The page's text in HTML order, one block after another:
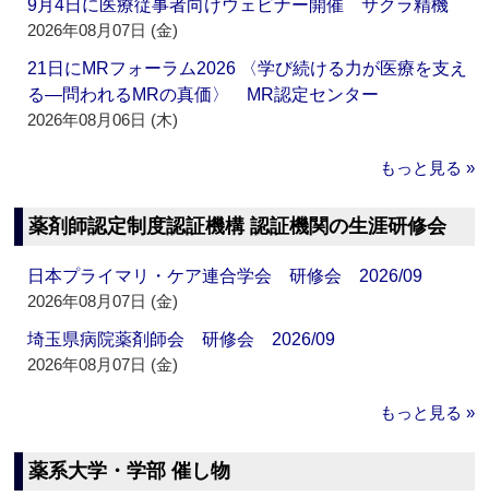
9月4日に医療従事者向けウェビナー開催 サクラ精機
2026年08月07日 (金)
21日にMRフォーラム2026 〈学び続ける力が医療を支え
る―問われるMRの真価〉 MR認定センター
2026年08月06日 (木)
もっと見る »
薬剤師認定制度認証機構 認証機関の生涯研修会
日本プライマリ・ケア連合学会 研修会 2026/09
2026年08月07日 (金)
埼玉県病院薬剤師会 研修会 2026/09
2026年08月07日 (金)
もっと見る »
薬系大学・学部 催し物